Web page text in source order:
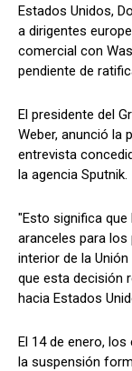
Estados Unidos,
a dirigentes
comercial con
pendiente de
El presidente del
Weber, anunció la
entrevista
la agencia Sputnik.
"Esto significa que
aranceles para
interior de la Unión
que esta decisión
hacia Estados
El 14 de enero,
la suspensión